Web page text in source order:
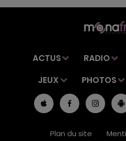
ACTUS RADIO
JEUX
PHOTOS
Plan du site